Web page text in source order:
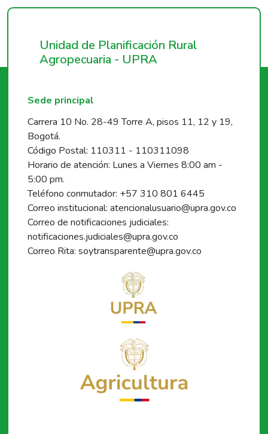
Unidad de Planificación Rural
Agropecuaria - UPRA
Sede principal
Carrera 10 No. 28-49 Torre A, pisos 11, 12 y 19,
Bogotá.
Código Postal: 110311 - 110311098
Horario de atención: Lunes a Viernes 8:00 am -
5:00 pm.
Teléfono conmutador: +57 310 801 6445
Correo institucional: atencionalusuario@upra.gov.co
Correo de notificaciones judiciales:
notificaciones.judiciales@upra.gov.co
Correo Rita: soytransparente@upra.gov.co